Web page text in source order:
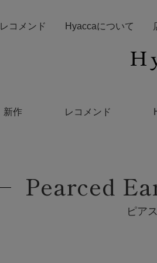
新作 レコメンド
レコメンド Hyaccaについて
Pearced
ピア